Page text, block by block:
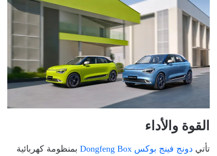
القوة والأداء
تأتي دونج فينج بوكس Dongfeng Box
بمنظومة كهربائية